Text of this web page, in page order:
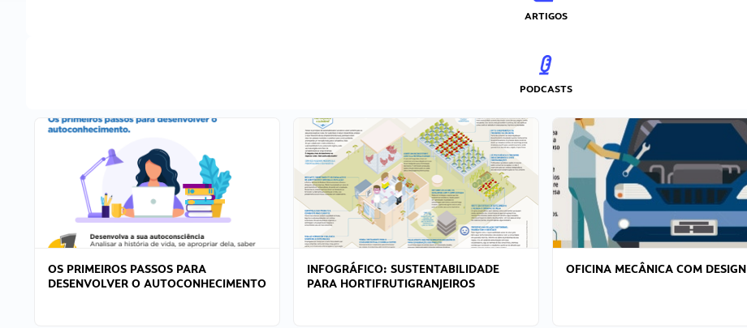
ARTIGOS
PODCASTS
OS PRIMEIROS PASSOS PARA
DESENVOLVER O AUTOCONHECIMENTO
INFOGRÁFICO: SUSTENTABILIDADE
PARA HORTIFRUTIGRANJEIROS
OFICINA MECÂNICA COM DESIGN